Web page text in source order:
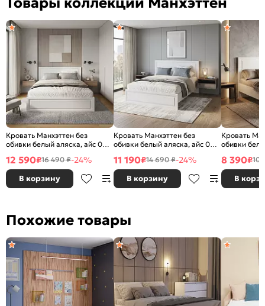
Кровать Манхэттен без
обивки белый аляска, айс 06
ортопедического основания,
изголовье жесткое
12 590₽16 490 ₽-24%
В корзину
Кровать Манхэттен без
обивки белый аляска, айс 06
ортопедического основания,
изголовье жесткое
11 190₽14 690 ₽-24%
В корзину
Кровать
обивки
изголовье
8 390₽10
В
Похожие товары